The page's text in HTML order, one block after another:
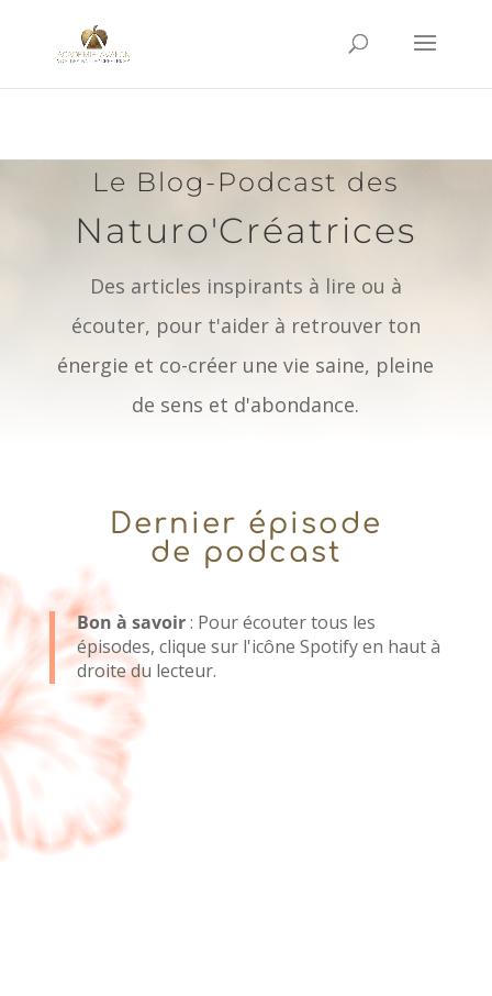
Le Blog-Podcast des
Naturo'Créatrices
Des articles inspirants à lire ou à
écouter, pour t'aider à retrouver ton
énergie et co-créer une vie saine, pleine
de sens et d'abondance.
Dernier épisode
de podcast
Bon à savoir: Pour écouter tous les
épisodes, clique sur l'icône Spotify en haut à
droite du lecteur.